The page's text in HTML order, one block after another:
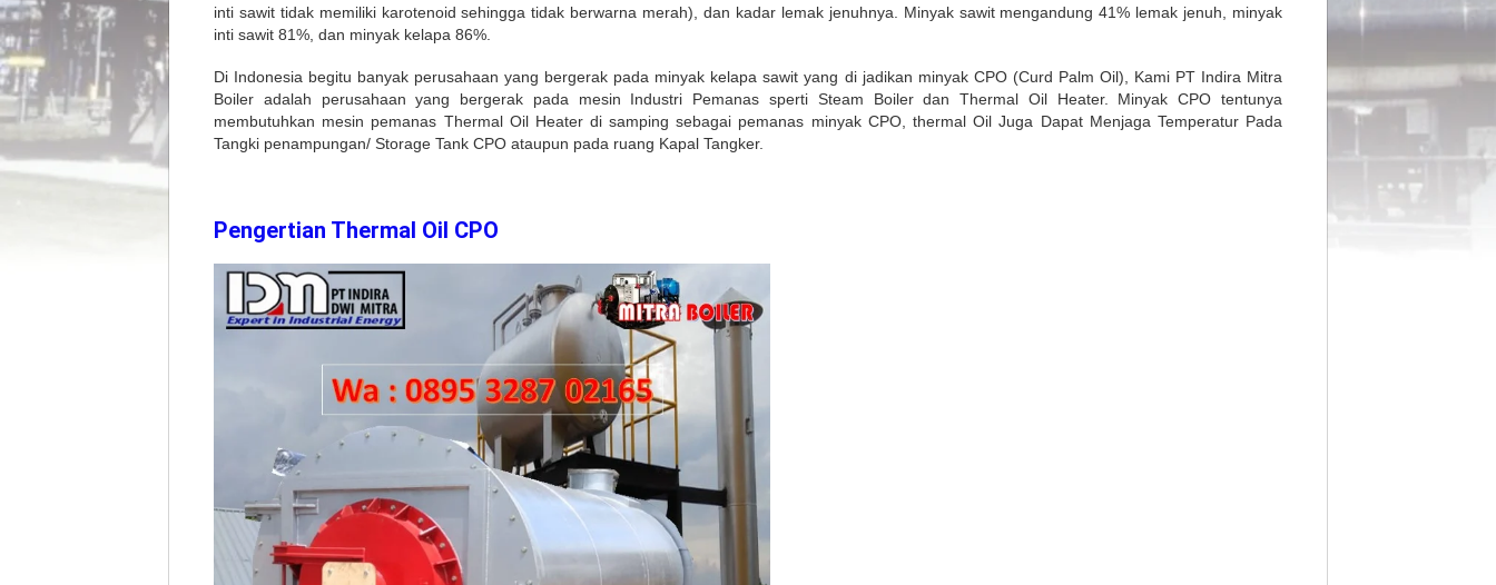
inti sawit tidak memiliki karotenoid sehingga tidak berwarna merah), dan kadar lemak jenuhnya. Minyak sawit mengandung 41% lemak jenuh, minyak
inti sawit 81%, dan minyak kelapa 86%.
Di Indonesia begitu banyak perusahaan yang bergerak pada minyak kelapa sawit yang di jadikan minyak CPO (Curd Palm Oil), Kami PT Indira Mitra
Boiler adalah perusahaan yang bergerak pada mesin Industri Pemanas sperti Steam Boiler dan Thermal Oil Heater. Minyak CPO tentunya
membutuhkan mesin pemanas Thermal Oil Heater di samping sebagai pemanas minyak CPO, thermal Oil Juga Dapat Menjaga Temperatur Pada
Tangki penampungan/ Storage Tank CPO ataupun pada ruang Kapal Tangker.
Pengertian Thermal Oil CPO